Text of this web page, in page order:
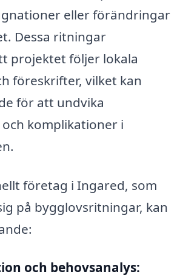
eller förändringar
Dessa ritningar
projektet följer lokala
föreskrifter, vilket kan
för att undvika
komplikationer i
företag i Ingared, som
på bygglovsritningar, kan
och behovsanalys: